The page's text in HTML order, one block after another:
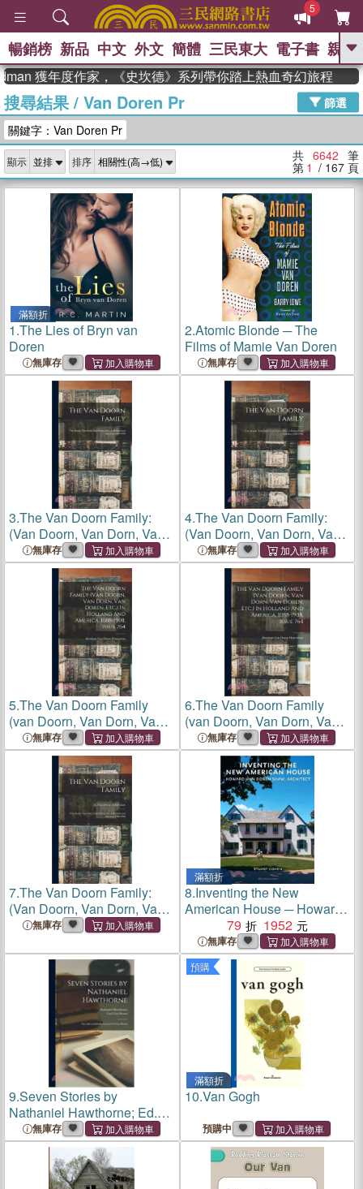
5
GO
熱搜： 高希均教授回憶錄
、 The Odyssey 、 父親節 、 如果歷
獎 臺灣漫遊錄 、 方念華 、 台灣的李
登輝時代
數學女孩：黎曼猜想 、
偉大的迷走神經
暢銷榜 新品 中文 外文 簡體 三民東大 電子書 親子
度作家，《史坎德》系列帶你踏上熱血奇幻旅程
搜尋結果/ Van Doren Pr
篩選
關鍵字：Van Doren Pr
顯示 排序 共 6642 筆
第 1 / 167 頁
滿額折
1.The Lies of Bryn van
Doren
無庫存
2.Atomic Blonde ─ The
Films of Mamie Van Doren
無庫存
3.The Van Doorn Family:
(Van Doorn, Van Dorn, Van
Doren, Etc.) in Holland and
America, 1088-1908
無庫存
4.The Van Doorn Family:
(Van Doorn, Van Dorn, Van
Doren, Etc.) in Holland and
America, 1088-1908
無庫存
5.The Van Doorn Family
(van Doorn, Van Dorn, Van
Doren, Etc.) In Holland And
America, 1088-1908, Issue
無庫存
6.The Van Doorn Family
(van Doorn, Van Dorn, Van
Doren, Etc.) In Holland And
America, 1088-1908, Issue
無庫存
7.The Van Doorn Family:
(Van Doorn, Van Dorn, Van
Doren, Etc.) in Holland and
無庫存
滿額折
8.Inventing the New
American House ─ Howard
Van Doren Shaw, Architect
79 1952
無庫存
9.Seven Stories by
Nathaniel Hawthorne; Ed.
With an Introduction by Carl
Van Doren
無庫存
預購
滿額折
10.Van Gogh
預購中